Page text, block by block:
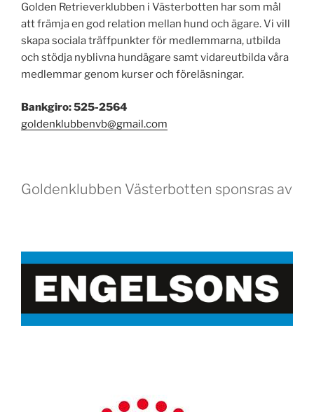
Golden Retrieverklubben i Västerbotten har som mål
att främja en god relation mellan hund och ägare. Vi vill
skapa sociala träffpunkter för medlemmarna, utbilda
och stödja nyblivna hundägare samt vidareutbilda våra
medlemmar genom kurser och föreläsningar.
Bankgiro: 525-2564
goldenklubbenvb@gmail.com
Goldenklubben Västerbotten sponsras av